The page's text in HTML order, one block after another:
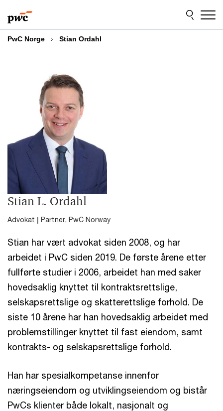
to
content
to
footer
PwC Norge Stian Ordahl
Stian L. Ordahl
Advokat | Partner, PwC Norway
Stian har vært advokat siden 2008, og har
arbeidet i PwC siden 2019. De første årene etter
fullførte studier i 2006, arbeidet han med saker
hovedsaklig knyttet til kontraktsrettslige,
selskapsrettslige og skatterettslige forhold. De
siste 10 årene har han hovedsaklig arbeidet med
problemstillinger knyttet til fast eiendom, samt
kontrakts- og selskapsrettslige forhold.
Han har spesialkompetanse innenfor
næringseiendom og utviklingseiendom og bistår
PwCs klienter både lokalt, nasjonalt og